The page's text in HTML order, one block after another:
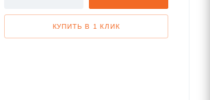
КУПИТЬ В 1 КЛИК